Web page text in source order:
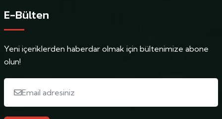
E-Bülten
Yeni içeriklerden haberdar olmak için bültenimize abone
olun!